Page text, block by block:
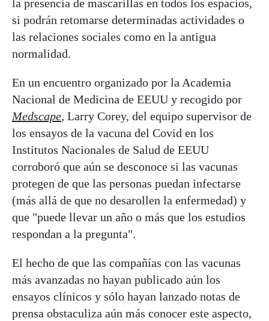
la presencia de mascarillas en todos los espacios,
si podrán retomarse determinadas actividades o
las relaciones sociales como en la antigua
normalidad.
En un encuentro organizado por la Academia
Nacional de Medicina de EEUU y recogido por
Medscape, Larry Corey, del equipo supervisor de
los ensayos de la vacuna del Covid en los
Institutos Nacionales de Salud de EEUU
corroboró que aún se desconoce si las vacunas
protegen de que las personas puedan infectarse
(más allá de que no desarollen la enfermedad) y
que "puede llevar un año o más que los estudios
respondan a la pregunta".
El hecho de que las compañías con las vacunas
más avanzadas no hayan publicado aún los
ensayos clínicos y sólo hayan lanzado notas de
prensa obstaculiza aún más conocer este aspecto,